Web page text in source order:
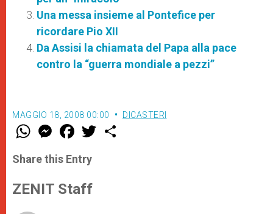
Una messa insieme al Pontefice per
ricordare Pio XII
Da Assisi la chiamata del Papa alla pace
contro la “guerra mondiale a pezzi”
MAGGIO 18, 2008 00:00 DICASTERI
W
t
s
p
p
M
e
s
e
g
e
F
a
e
b
o
k
w
Share this Entry
ZENIT Staff